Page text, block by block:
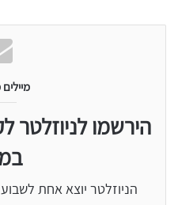
הירשמו
הניוזלטר יוצא אחת